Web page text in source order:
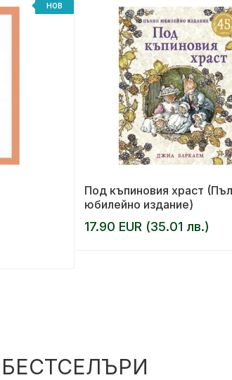
НОВ
Под къпиновия храст
юбилейно издание)
17.90 EUR (35.01 лв.)
БЕСТСЕЛЪРИ